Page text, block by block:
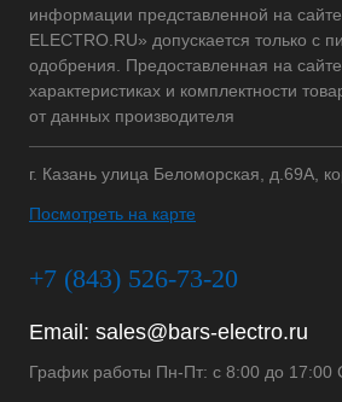
информации представленной на
ELECTRO.RU» допускается только с
одобрения. Предоставленная на
характеристиках и комплектности
от данных производителя
г. Казань улица Беломорская, д.69А,
Посмотреть на карте
+7 (843) 526-73-20
Email: sales@bars-electro.ru
График работы Пн-Пт: с 8:00 до 17:00